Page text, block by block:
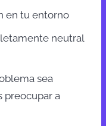
en tu entorno
neutral
sea
preocupar a